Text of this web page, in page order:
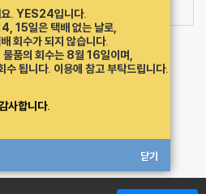
요. YES24입니다.
15일은 택배 없는 날로,
회수가 되지 않습니다.
품의 회수는 8월 16일이며,
수 됩니다. 이용에 참고 부탁드립니다.
사합니다.
닫기
근 본 상품
켓 1544-6399
중고샵 1566-4295
문의/채팅상담
보처리방침
홍보
광고